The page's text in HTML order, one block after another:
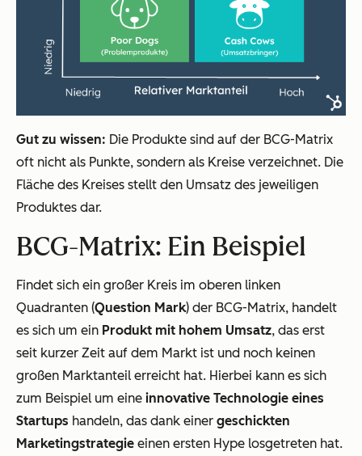
Gut zu wissen: Die Produkte sind auf der BCG-Matrix
oft nicht als Punkte, sondern als Kreise verzeichnet. Die
Fläche des Kreises stellt den Umsatz des jeweiligen
Produktes dar.
BCG-Matrix: Ein Beispiel
Findet sich ein großer Kreis im oberen linken
Quadranten (Question Mark) der BCG-Matrix, handelt
es sich um ein Produkt mit hohem Umsatz, das erst
seit kurzer Zeit auf dem Markt ist und noch keinen
großen Marktanteil erreicht hat. Hierbei kann es sich
zum Beispiel um eine innovative Technologie eines
Startups handeln, das dank einer geschickten
Marketingstrategie einen ersten Hype losgetreten hat.